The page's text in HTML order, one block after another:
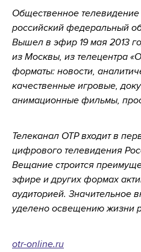
Общественное
российский федеральный
Вышел в эфир 19 мая 2013
из Москвы, из телецентра
форматы: новости,
качественные игровые,
анимационные фильмы,
Телеканал ОТР входит в
цифрового телевидения
Вещание строится
эфире и других формах
аудиторией. Значительное
уделено освещению жизни
otr-online.ru